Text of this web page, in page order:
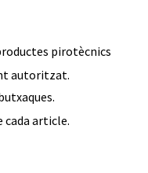
pirotècnics
autoritzat.
cada article.